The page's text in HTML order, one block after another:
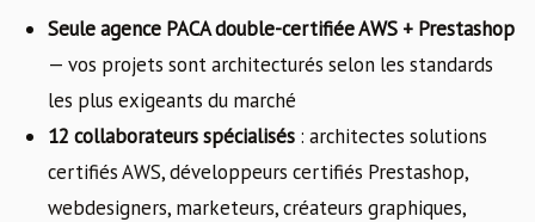
Seule agence PACA double-certifiée AWS + Prestashop
— vos projets sont architecturés selon les standards
les plus exigeants du marché
12 collaborateurs spécialisés : architectes solutions
certifiés AWS, développeurs certifiés Prestashop,
webdesigners, marketeurs, créateurs graphiques,